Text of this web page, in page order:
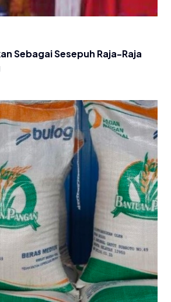
Sebagai Sesepuh Raja-Raja